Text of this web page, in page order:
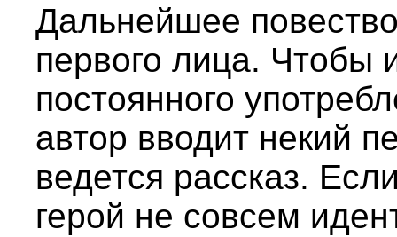
Дальнейшее
первого лица. Чтобы
постоянного
автор вводит некий
ведется рассказ.
герой не совсем